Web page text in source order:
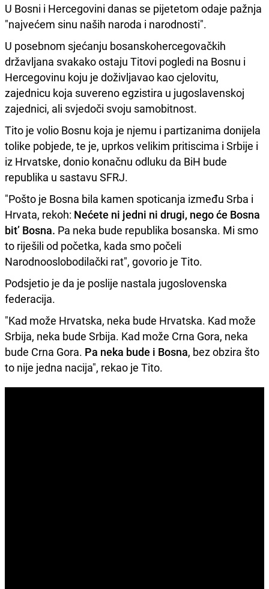
U Bosni i Hercegovini danas se pijetetom odaje pažnja
"najvećem sinu naših naroda i narodnosti".
U posebnom sjećanju bosanskohercegovačkih
državljana svakako ostaju Titovi pogledi na Bosnu i
Hercegovinu koju je doživljavao kao cjelovitu,
zajednicu koja suvereno egzistira u jugoslavenskoj
zajednici, ali svjedoči svoju samobitnost.
Tito je volio Bosnu koja je njemu i partizanima donijela
tolike pobjede, te je, uprkos velikim pritiscima i Srbije i
iz Hrvatske, donio konačnu odluku da BiH bude
republika u sastavu SFRJ.
"Pošto je Bosna bila kamen spoticanja između Srba i
Hrvata, rekoh: Nećete ni jedni ni drugi, nego će Bosna
bit’ Bosna. Pa neka bude republika bosanska. Mi smo
to riješili od početka, kada smo počeli
Narodnooslobodilački rat", govorio je Tito.
Podsjetio je da je poslije nastala jugoslovenska
federacija.
"Kad može Hrvatska, neka bude Hrvatska. Kad može
Srbija, neka bude Srbija. Kad može Crna Gora, neka
bude Crna Gora. Pa neka bude i Bosna, bez obzira što
to nije jedna nacija", rekao je Tito.